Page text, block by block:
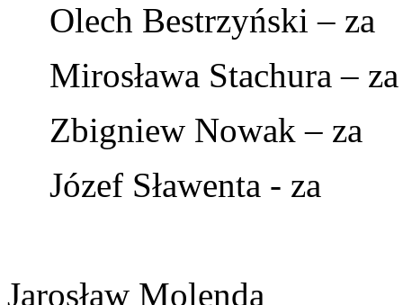
Olech Bestrzyński – za
Mirosława Stachura – za
Zbigniew Nowak – za
Józef Sławenta - za
Jarosław Molenda